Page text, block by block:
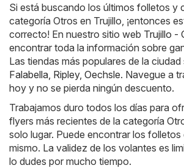
Si está buscando los últimos folletos y
categoría Otros en Trujillo, ¡entonces
correcto! En nuestro sitio web Trujillo -
encontrar toda la información sobre
Las tiendas más populares de la ciudad
Falabella Ripley, Oechsle. Navegue a
hoy y no se pierda ningún descuento.
Trabajamos duro todos los días para
flyers más recientes de la categoría
solo lugar. Puede encontrar los folletos
mismo. La validez de los volantes es
lo dudes por mucho tiempo.